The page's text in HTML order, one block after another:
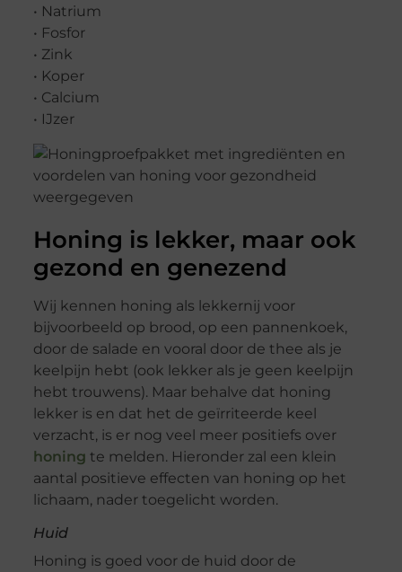
• Natrium
• Fosfor
• Zink
• Koper
• Calcium
• IJzer
Honing is lekker, maar ook
gezond en genezend
Wij kennen honing als lekkernij voor
bijvoorbeeld op brood, op een pannenkoek,
door de salade en vooral door de thee als je
keelpijn hebt (ook lekker als je geen keelpijn
hebt trouwens). Maar behalve dat honing
lekker is en dat het de geïrriteerde keel
verzacht, is er nog veel meer positiefs over
honing te melden. Hieronder zal een klein
aantal positieve effecten van honing op het
lichaam, nader toegelicht worden.
Huid
Honing is goed voor de huid door de